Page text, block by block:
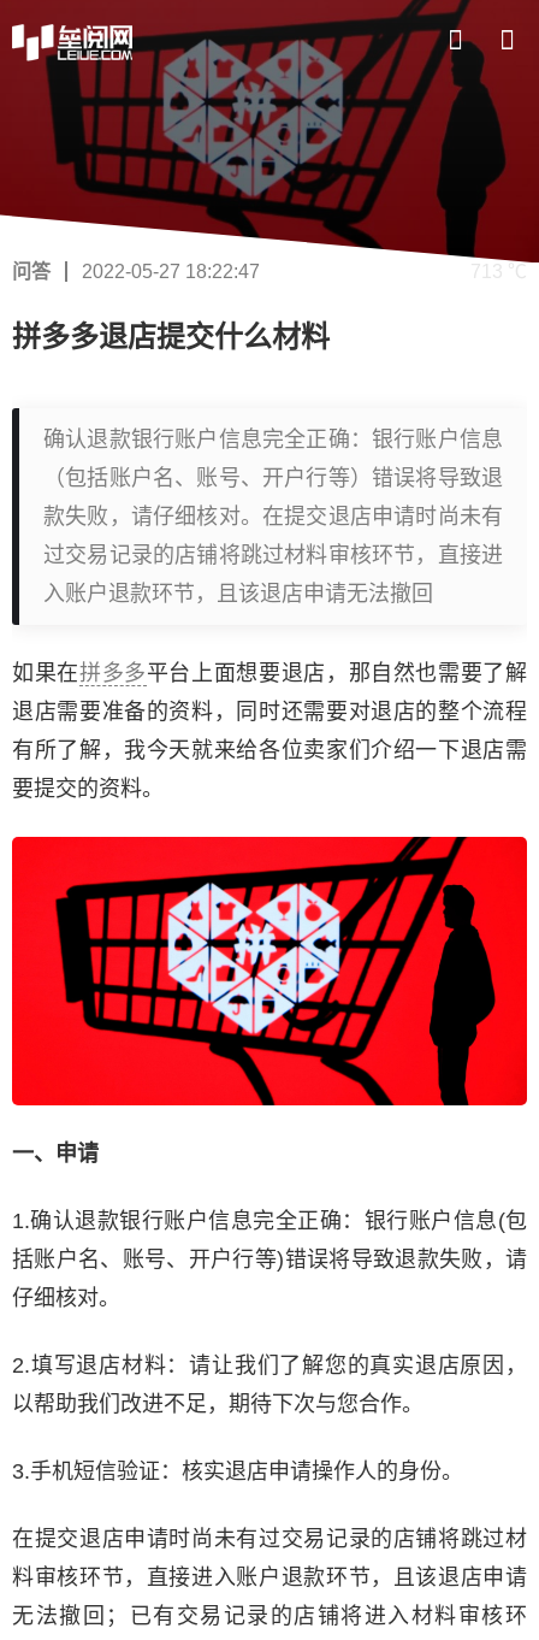
问答 2022-05-27 18:22:47 713 ℃
拼多多退店提交什么材料
确认退款银行账户信息完全正确：银行账户信息
（包括账户名、账号、开户行等）错误将导致退
款失败，请仔细核对。在提交退店申请时尚未有
过交易记录的店铺将跳过材料审核环节，直接进
入账户退款环节，且该退店申请无法撤回
如果在拼多多平台上面想要退店，那自然也需要了解
退店需要准备的资料，同时还需要对退店的整个流程
有所了解，我今天就来给各位卖家们介绍一下退店需
要提交的资料。
一、申请
1.确认退款银行账户信息完全正确：银行账户信息(包
括账户名、账号、开户行等)错误将导致退款失败，请
仔细核对。
2.填写退店材料：请让我们了解您的真实退店原因，
以帮助我们改进不足，期待下次与您合作。
3.手机短信验证：核实退店申请操作人的身份。
在提交退店申请时尚未有过交易记录的店铺将跳过材
料审核环节，直接进入账户退款环节，且该退店申请
无法撤回；已有交易记录的店铺将进入材料审核环